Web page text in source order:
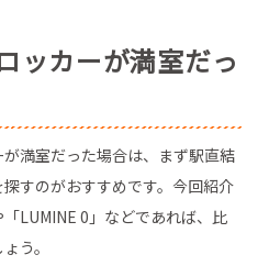
ッカーが満室だっ
満室だった場合は、まず駅直結
すのがおすすめです。今回紹介
LUMINE 0」などであれば、比
う。